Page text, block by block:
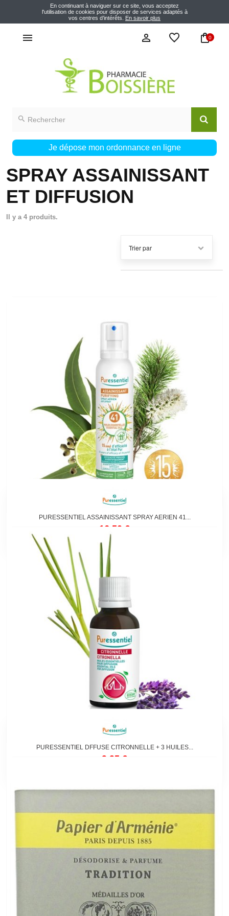
En continuant à naviguer sur ce site, vous acceptez
l'utilisation de cookies pour disposer de services adaptés à
vos centres d’intérêts. En savoir plus
0
Je dépose mon ordonnance en ligne
SPRAY ASSAINISSANT
ET DIFFUSION
Il y a 4 produits.
PURESSENTIEL ASSAINISSANT SPRAY AERIEN 41...
16,50 €
PURESSENTIEL DFFUSE CITRONNELLE + 3 HUILES...
9,95 €